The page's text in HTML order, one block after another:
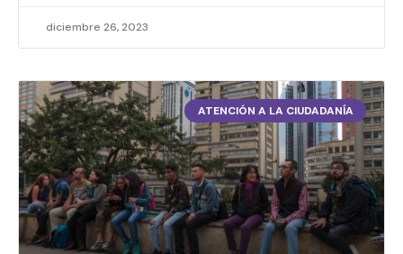
diciembre 26, 2023
ATENCIÓN A LA CIUDADANÍA